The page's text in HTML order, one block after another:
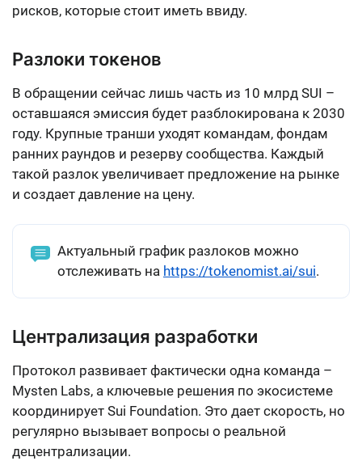
рисков, которые стоит иметь ввиду.
Разлоки токенов
В обращении сейчас лишь часть из 10 млрд SUI –
оставшаяся эмиссия будет разблокирована к 2030
году. Крупные транши уходят командам, фондам
ранних раундов и резерву сообщества. Каждый
такой разлок увеличивает предложение на рынке
и создает давление на цену.
Актуальный график разлоков можно
отслеживать на https://tokenomist.ai/sui.
Централизация разработки
Протокол развивает фактически одна команда –
Mysten Labs, а ключевые решения по экосистеме
координирует Sui Foundation. Это дает скорость, но
регулярно вызывает вопросы о реальной
децентрализации.